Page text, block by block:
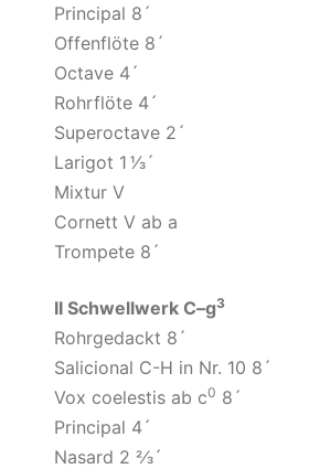
Principal 8´
Offenflöte 8´
Octave 4´
Rohrflöte 4´
Superoctave 2´
Larigot 1 1⁄3´
Mixtur V
Cornett V ab a
Trompete 8´
II Schwellwerk C–g3
Rohrgedackt 8´
Salicional C-H in Nr. 10 8´
Vox coelestis ab c0 8´
Principal 4´
Nasard 2 2⁄3´